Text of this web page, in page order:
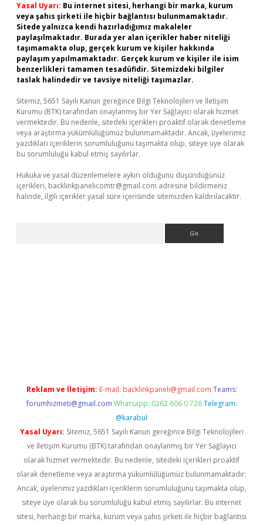
Yasal Uyarı: Bu internet sitesi, herhangi bir marka, kurum
veya şahıs şirketi ile hiçbir bağlantısı bulunmamaktadır.
Sitede yalnızca kendi hazırladığımız makaleler
paylaşılmaktadır. Burada yer alan içerikler haber niteliği
taşımamakta olup, gerçek kurum ve kişiler hakkında
paylaşım yapılmamaktadır. Gerçek kurum ve kişiler ile isim
benzerlikleri tamamen tesadüfidir. Sitemizdeki bilgiler
taslak halindedir ve tavsiye niteliği taşımazlar.
Sitemiz, 5651 Sayılı Kanun gereğince Bilgi Teknolojileri ve İletişim
Kurumu (BTK) tarafından onaylanmış bir Yer Sağlayıcı olarak hizmet
vermektedir. Bu nedenle, sitedeki içerikleri proaktif olarak denetleme
veya araştırma yükümlülüğümüz bulunmamaktadır. Ancak, üyelerimiz
yazdıkları içeriklerin sorumluluğunu taşımakta olup, siteye üye olarak
bu sorumluluğu kabul etmiş sayılırlar.
Hukuka ve yasal düzenlemelere aykırı olduğunu düşündüğünüz
içerikleri, backlinkpanelicomtr@gmail.com adresine bildirmeniz
halinde, ilgili içerikler yasal süre içerisinde sitemizden kaldırılacaktır.
Reklam ve İletişim: E-mail: backlinkpaneli@gmail.com Teams:
forumhizmeti@gmail.com Whatsapp: 0262 606 0 726 Telegram:
@karabul
Yasal Uyarı: Sitemiz, 5651 Sayılı Kanun gereğince Bilgi Teknolojileri
ve İletişim Kurumu (BTK) tarafından onaylanmış bir Yer Sağlayıcı
olarak hizmet vermektedir. Bu nedenle, sitedeki içerikleri proaktif
olarak denetleme veya araştırma yükümlülüğümüz bulunmamaktadır.
Ancak, üyelerimiz yazdıkları içeriklerin sorumluluğunu taşımakta olup,
siteye üye olarak bu sorumluluğu kabul etmiş sayılırlar. Bu internet
sitesi, herhangi bir marka, kurum veya şahıs şirketi ile hiçbir bağlantısı